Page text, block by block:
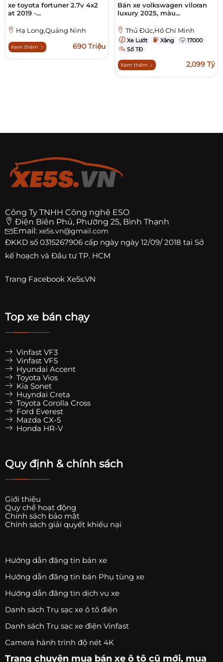
xe toyota fortuner 2.7v 4x2
at 2019 -...
Hạ Long,Quảng Ninh
Xem thêm 690 Triệu
Bán xe volkswagen viloran
luxury 2025, màu...
Thủ Đức,Hồ Chí Minh
Xe Lướt Xăng
17000
Số TĐ
Xem thêm 2,099 Tỷ
Công Ty TNHH Công nghệ ESO
Điện Biên Phủ, Phường 25, Bình Thạnh
Email: xe5s.vn@gmail.com
ĐKKD số 0315267906 cấp ngày ngày 12/09/ 2018 tại Sở
kế hoạch và Đầu tư TP. HCM
Trang Facebook Xe5s.VN
Top xe bán chạy
Vinfast VF3
Vinfast VF5
Hyundai Accent
Toyota Vios
Kia Sonet
Huyndai Creta
Toyota Corolla Cross
Ford Everest
Mazda CX-5
Honda HR-V
Quy định & chính sách
Giới thiệu
Quy chế hoạt động
Chính sách bảo mật
Chính sách giải quyết khiếu nại
Hướng dẫn đăng tin bán xe
Hướng dẫn đăng tin bán Phụ tùng xe
Hướng dẫn đăng tin dịch vụ xe
Danh sách Trụ sạc xe ô tô điện
Danh sách Trụ sạc xe điện Vinfast
Camera hành trình độ nét 4K
Trang chuyên mua bán xe ô tô cũ mới, mua